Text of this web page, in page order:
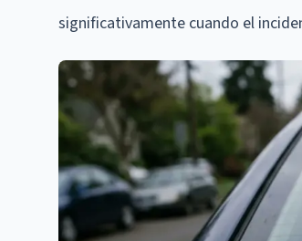
significativamente cuando el